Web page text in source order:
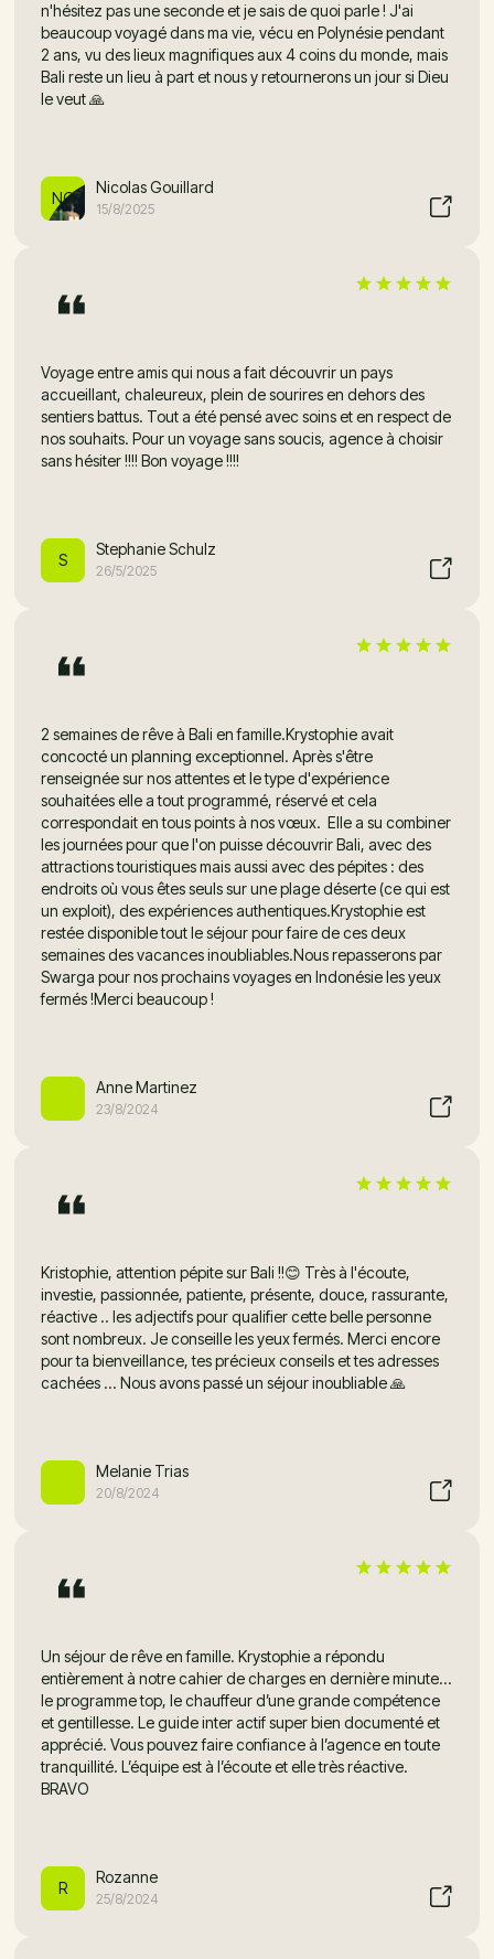
n'hésitez pas une seconde et je sais de quoi parle ! J'ai
beaucoup voyagé dans ma vie, vécu en Polynésie pendant
2 ans, vu des lieux magnifiques aux 4 coins du monde, mais
Bali reste un lieu à part et nous y retournerons un jour si Dieu
le veut 🙏
NG
Nicolas Gouillard
15/8/2025
Voyage entre amis qui nous a fait découvrir un pays
accueillant, chaleureux, plein de sourires en dehors des
sentiers battus. Tout a été pensé avec soins et en respect de
nos souhaits. Pour un voyage sans soucis, agence à choisir
sans hésiter !!!! Bon voyage !!!!
S
Stephanie Schulz
26/5/2025
2 semaines de rêve à Bali en famille.Krystophie avait
concocté un planning exceptionnel. Après s'être
renseignée sur nos attentes et le type d'expérience
souhaitées elle a tout programmé, réservé et cela
correspondait en tous points à nos vœux. Elle a su combiner
les journées pour que l'on puisse découvrir Bali, avec des
attractions touristiques mais aussi avec des pépites : des
endroits où vous êtes seuls sur une plage déserte (ce qui est
un exploit), des expériences authentiques.Krystophie est
restée disponible tout le séjour pour faire de ces deux
semaines des vacances inoubliables.Nous repasserons par
Swarga pour nos prochains voyages en Indonésie les yeux
fermés !Merci beaucoup !
Anne Martinez
23/8/2024
Kristophie, attention pépite sur Bali !!😊 Très à l'écoute,
investie, passionnée, patiente, présente, douce, rassurante,
réactive .. les adjectifs pour qualifier cette belle personne
sont nombreux. Je conseille les yeux fermés. Merci encore
pour ta bienveillance, tes précieux conseils et tes adresses
cachées ... Nous avons passé un séjour inoubliable 🙏
Melanie Trias
20/8/2024
Un séjour de rêve en famille. Krystophie a répondu
entièrement à notre cahier de charges en dernière minute…
le programme top, le chauffeur d’une grande compétence
et gentillesse. Le guide inter actif super bien documenté et
apprécié. Vous pouvez faire confiance à l’agence en toute
tranquillité. L’équipe est à l’écoute et elle très réactive.
BRAVO
R
Rozanne
25/8/2024